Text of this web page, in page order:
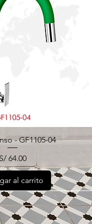
- GF1105-04
Precio
S/ 64.00
al carrito